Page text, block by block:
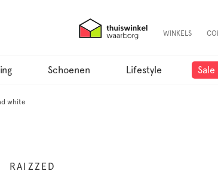
WINKELS
Schoenen Lifestyle Sale
white
RAIZZED